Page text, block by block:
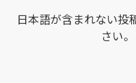
日本語が含まれない投
さい